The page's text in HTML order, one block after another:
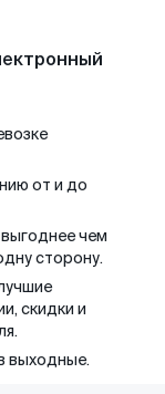
от и до
чем
сторону.
скидки и
выходные.